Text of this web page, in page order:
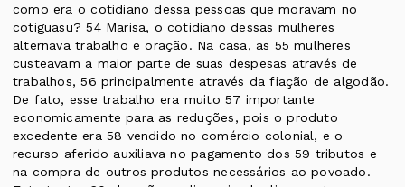
como era o cotidiano dessa pessoas que moravam no
cotiguasu? 54 Marisa, o cotidiano dessas mulheres
alternava trabalho e oração. Na casa, as 55 mulheres
custeavam a maior parte de suas despesas através de
trabalhos, 56 principalmente através da fiação de algodão.
De fato, esse trabalho era muito 57 importante
economicamente para as reduções, pois o produto
excedente era 58 vendido no comércio colonial, e o
recurso aferido auxiliava no pagamento dos 59 tributos e
na compra de outros produtos necessários ao povoado.